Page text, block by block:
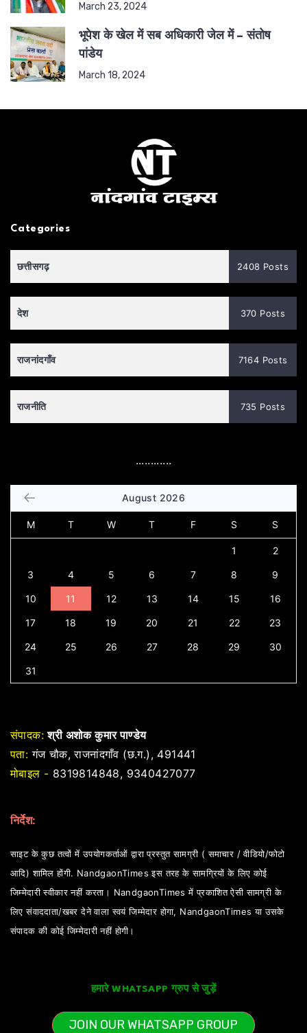
March 23, 2024
भूपेश के खेल में सब अधिकारी जेल में – संतोष
पांडेय
March 18, 2024
Categories
छत्तीसगढ़ 2408 Posts
देश 370 Posts
राजनांदगाँव 7164 Posts
राजनीति 735 Posts
............
August 2026
M T W T F S S
1 2
3 4 5 6 7 8 9
10 11 12 13 14 15 16
17 18 19 20 21 22 23
24 25 26 27 28 29 30
31
संपादक: श्री अशोक कुमार पाण्डेय
पता: गंज चौक, राजनांदगाँव (छ.ग.), 491441
मोबाइल - 8319814848, 9340427077
निर्देश:
साइट के कुछ तत्वों में उपयोगकर्ताओं द्वारा प्रस्तुत सामग्री ( समाचार / वीडियो/फोटो
आदि) शामिल होंगी. NandgaonTimes इस तरह के सामग्रियों के लिए कोई
जिम्मेदारी स्वीकार नहीं करता। NandgaonTimes में प्रकाशित ऐसी सामग्री के
लिए संवाददाता/खबर देने वाला स्वयं जिम्मेदार होगा, NandgaonTimes या उसके
संपादक की कोई जिम्मेदारी नहीं होगी।
हमारे WHATSAPP ग्रुप से जुड़ें
JOIN OUR WHATSAPP GROUP